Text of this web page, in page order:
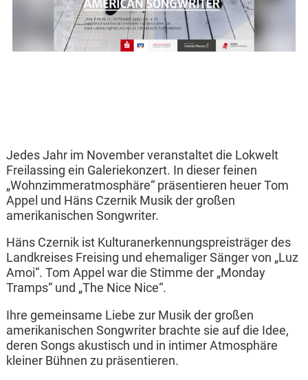
Jedes Jahr im November veranstaltet die Lokwelt
Freilassing ein Galeriekonzert. In dieser feinen
„Wohnzimmeratmosphäre“ präsentieren heuer Tom
Appel und Häns Czernik Musik der großen
amerikanischen Songwriter.
Häns Czernik ist Kulturanerkennungspreisträger des
Landkreises Freising und ehemaliger Sänger von „Luz
Amoi“. Tom Appel war die Stimme der „Monday
Tramps“ und „The Nice Nice“.
Ihre gemeinsame Liebe zur Musik der großen
amerikanischen Songwriter brachte sie auf die Idee,
deren Songs akustisch und in intimer Atmosphäre
kleiner Bühnen zu präsentieren.